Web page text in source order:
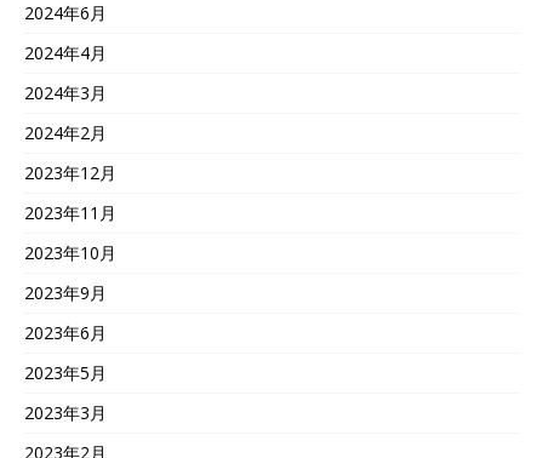
2024年6月
2024年4月
2024年3月
2024年2月
2023年12月
2023年11月
2023年10月
2023年9月
2023年6月
2023年5月
2023年3月
2023年2月